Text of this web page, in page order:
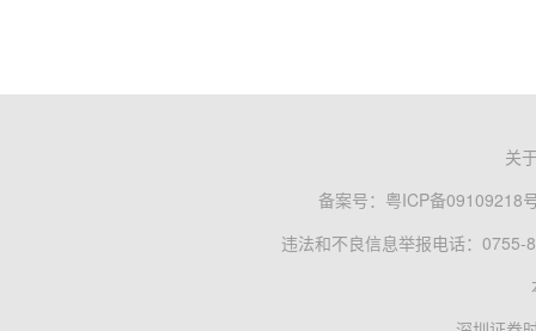
关
备案号： 粤ICP备09109218
违法和不良信息举报电话：0755-